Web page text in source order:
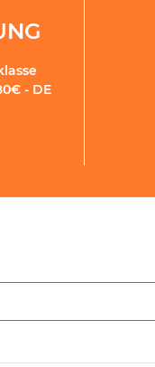
- DE